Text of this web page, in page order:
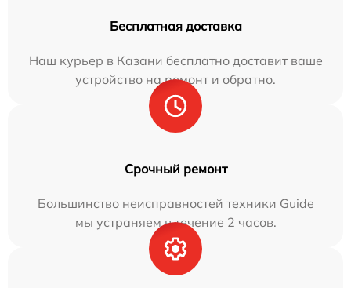
Бесплатная доставка
Наш курьер в Казани бесплатно доставит ваше
устройство на ремонт и обратно.
Срочный ремонт
Большинство неисправностей техники Guide
мы устраняем в течение 2 часов.